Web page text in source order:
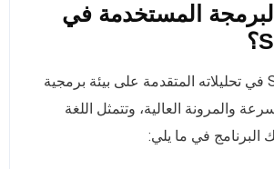
المستخدمة في
يعتمد برنامج Stata في تحليلاته المتقدمة على بيئة برمجية
والمرونة العالية، وتتمثل اللغة
في ما يلي: